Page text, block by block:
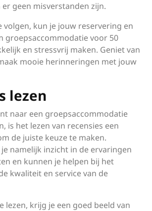
geen misverstanden zijn.
volgen, kun je jouw reservering en
groepsaccommodatie voor 50
en stressvrij maken. Geniet van
mooie herinneringen met jouw
lezen
naar een groepsaccommodatie
is het lezen van recensies een
de juiste keuze te maken.
je namelijk inzicht in de ervaringen
en kunnen je helpen bij het
kwaliteit en service van de
lezen, krijg je een goed beeld van